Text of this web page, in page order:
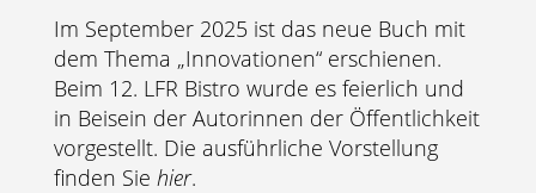
Im September 2025 ist das neue Buch mit
dem Thema „Innovationen“ erschienen.
Beim 12. LFR Bistro wurde es feierlich und
in Beisein der Autorinnen der Öffentlichkeit
vorgestellt. Die ausführliche Vorstellung
finden Sie hier.